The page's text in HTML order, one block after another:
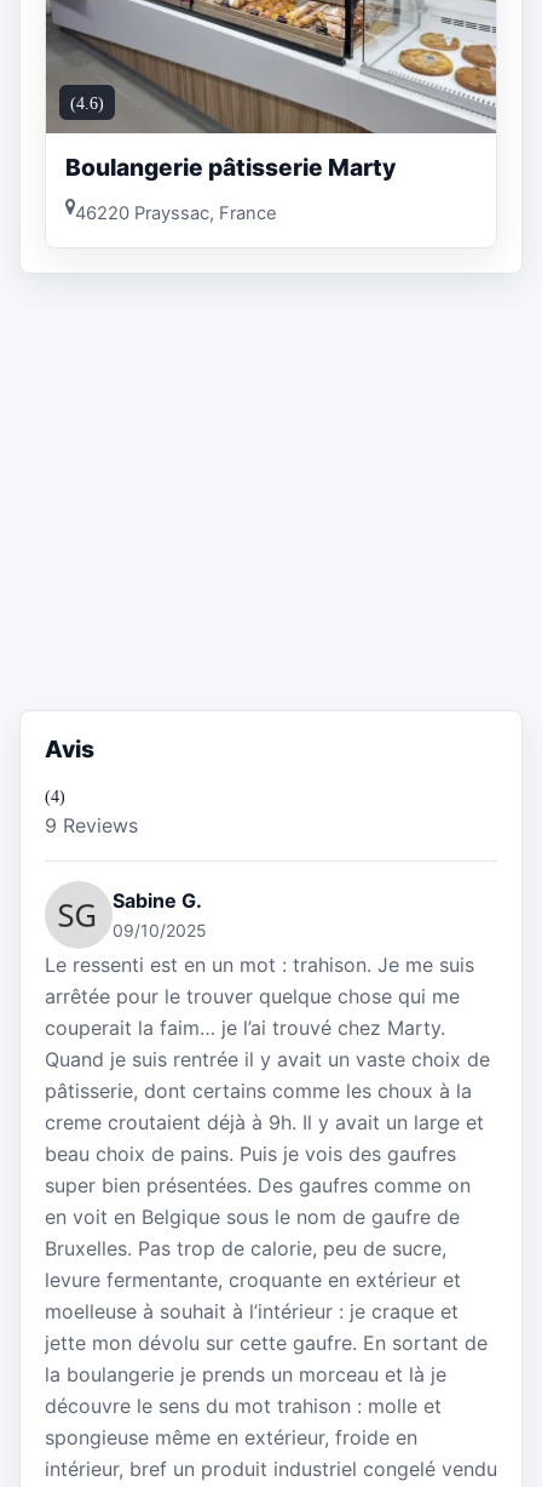
(4.6)
Boulangerie pâtisserie Marty
46220 Prayssac, France
Avis
(4)
9 Reviews
Sabine G.
09/10/2025
Le ressenti est en un mot : trahison. Je me suis
arrêtée pour le trouver quelque chose qui me
couperait la faim… je l’ai trouvé chez Marty.
Quand je suis rentrée il y avait un vaste choix de
pâtisserie, dont certains comme les choux à la
creme croutaient déjà à 9h. Il y avait un large et
beau choix de pains. Puis je vois des gaufres
super bien présentées. Des gaufres comme on
en voit en Belgique sous le nom de gaufre de
Bruxelles. Pas trop de calorie, peu de sucre,
levure fermentante, croquante en extérieur et
moelleuse à souhait à l’intérieur : je craque et
jette mon dévolu sur cette gaufre. En sortant de
la boulangerie je prends un morceau et là je
découvre le sens du mot trahison : molle et
spongieuse même en extérieur, froide en
intérieur, bref un produit industriel congelé vendu